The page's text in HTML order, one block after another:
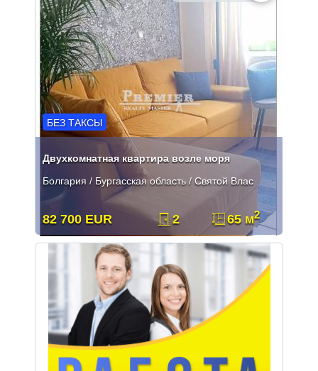
БЕЗ ТАКСЫ
Двухкомнатная квартира возле моря
Болгария / Бургасская область / Святой Влас
82 700 EUR 2 65 м2